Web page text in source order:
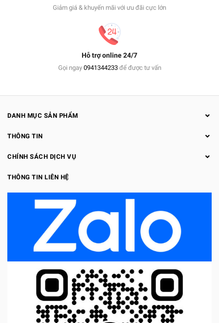
Giảm giá & khuyến mãi với ưu đãi cực lớn
Hỗ trợ online 24/7
Gọi ngay 0941344233để được tư vấn
DANH MỤC SẢN PHẨM
THÔNG TIN
CHÍNH SÁCH DỊCH VỤ
THÔNG TIN LIÊN HỆ